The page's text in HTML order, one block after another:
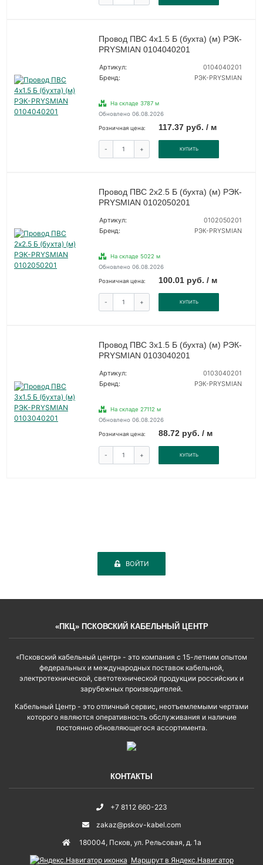
Провод ПВС 4х1.5 Б (бухта) (м) РЭК-
PRYSMIAN 0104040201
Артикул:
0104040201
Бренд:
РЭК-PRYSMIAN
На складе 3787 м
Обновлено 06.08.2026
Розничная цена: 117.37 руб. / м
- + КУПИТЬ
Провод ПВС 2х2.5 Б (бухта) (м) РЭК-
PRYSMIAN 0102050201
Артикул:
0102050201
Бренд:
РЭК-PRYSMIAN
На складе 5022 м
Обновлено 06.08.2026
Розничная цена: 100.01 руб. / м
- + КУПИТЬ
Провод ПВС 3х1.5 Б (бухта) (м) РЭК-
PRYSMIAN 0103040201
Артикул:
0103040201
Бренд:
РЭК-PRYSMIAN
На складе 27112 м
Обновлено 06.08.2026
Розничная цена: 88.72 руб. / м
- + КУПИТЬ
ВОЙТИ
«ПКЦ» ПСКОВСКИЙ КАБЕЛЬНЫЙ ЦЕНТР
«Псковский кабельный центр» - это компания с 15-летним опытом
федеральных и международных поставок кабельной,
электротехнической, светотехнической продукции российских и
зарубежных производителей.
Кабельный Центр - это отличный сервис, неотъемлемыми чертами
которого являются оперативность обслуживания и наличие
постоянно обновляющегося ассортимента.
КОНТАКТЫ
+7 8112 660-223
zakaz@pskov-kabel.com
180004, Псков, ул. Рельсовая, д. 1а
Маршрут в Яндекс.Навигатор